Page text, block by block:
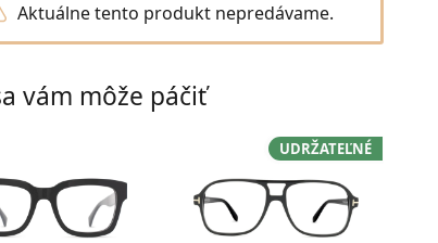
Aktuálne tento produkt nepredávame.
vám môže páčiť
UDRŽATEĽNÉ